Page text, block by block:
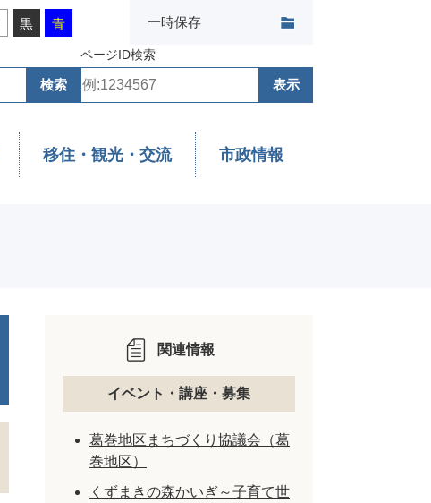
ページID検索
黒 青 一時保存
移住・観光・交流 市政情報
関連情報
イベント・講座・募集
葛巻地区まちづくり協議会（葛
巻地区）
くずまきの森かいぎ～子育て世